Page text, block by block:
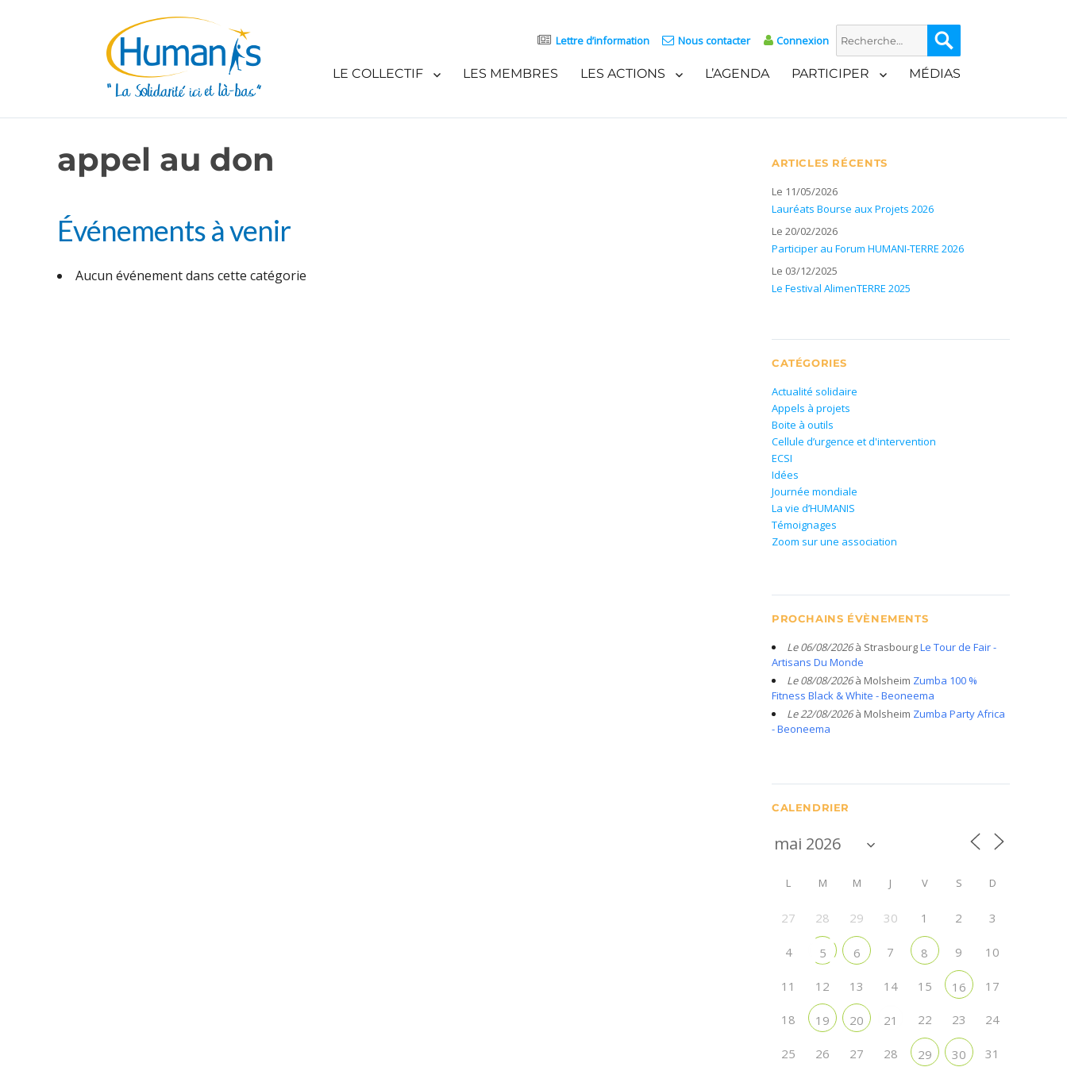
Lettre d’information Nous contacter Connexion
Recherche
pour :
LE COLLECTIF LES MEMBRES LES ACTIONS L’AGENDA PARTICIPER MÉDIAS
appel au don
Événements à venir
Aucun événement dans cette catégorie
ARTICLES RÉCENTS
Le 11/05/2026
Lauréats Bourse aux Projets 2026
Le 20/02/2026
Participer au Forum HUMANI-TERRE 2026
Le 03/12/2025
Le Festival AlimenTERRE 2025
CATÉGORIES
Actualité solidaire
Appels à projets
Boite à outils
Cellule d’urgence et d'intervention
ECSI
Idées
Journée mondiale
La vie d’HUMANIS
Témoignages
Zoom sur une association
PROCHAINS ÉVÈNEMENTS
Le 06/08/2026à StrasbourgLe Tour de Fair -
Artisans Du Monde
Le 08/08/2026à Molsheim Zumba 100 %
Fitness Black & White - Beoneema
Le 22/08/2026à Molsheim Zumba Party Africa
- Beoneema
CALENDRIER
L M M J V S D
27 28 29 30 1 2 3
4 5 6 7 8 9 10
11 12 13 14 15 16 17
18 19 20 21 22 23 24
25 26 27 28 29 30 31